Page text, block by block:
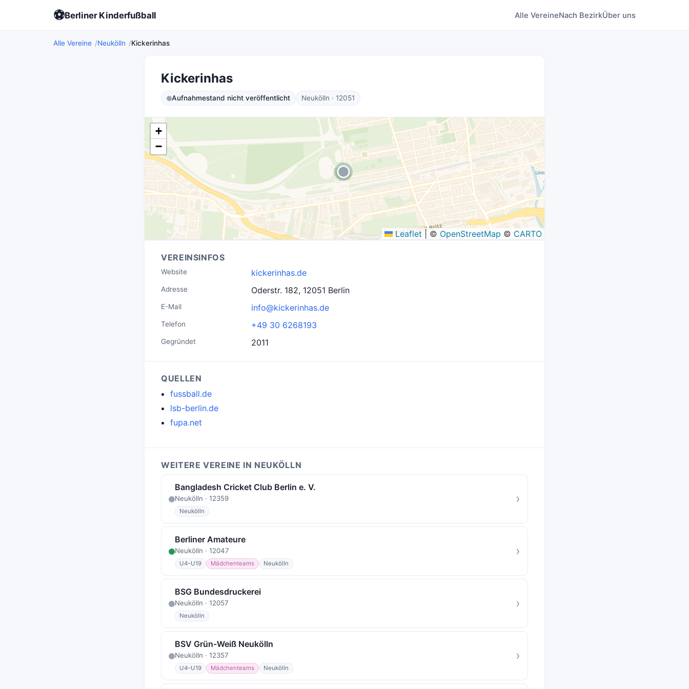
⚽Berliner Kinderfußball Alle VereineNach BezirkÜber uns
Alle Vereine Neukölln Kickerinhas
Kickerinhas
Aufnahmestand nicht veröffentlicht Neukölln · 12051
+
−
Leaflet © OpenStreetMap © CARTO
VEREINSINFOS
Website kickerinhas.de
Adresse Oderstr. 182, 12051 Berlin
E-Mail info@kickerinhas.de
Telefon +49 30 6268193
Gegründet 2011
QUELLEN
fussball.de
lsb-berlin.de
fupa.net
WEITERE VEREINE IN NEUKÖLLN
Bangladesh Cricket Club Berlin e. V.
Neukölln · 12359
Neukölln
›
Berliner Amateure
Neukölln · 12047
U4–U19 Mädchenteams Neukölln
›
BSG Bundesdruckerei
Neukölln · 12057
Neukölln
›
BSV Grün-Weiß Neukölln
Neukölln · 12357
U4–U19 Mädchenteams Neukölln
›